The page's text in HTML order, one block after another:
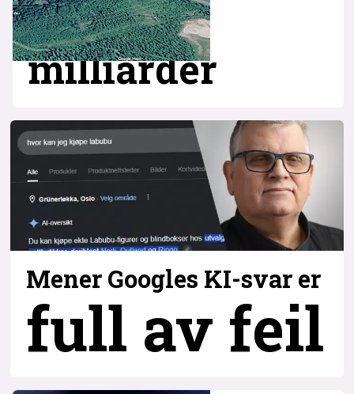
milliarder
Mener Googles KI-svar er
full av feil